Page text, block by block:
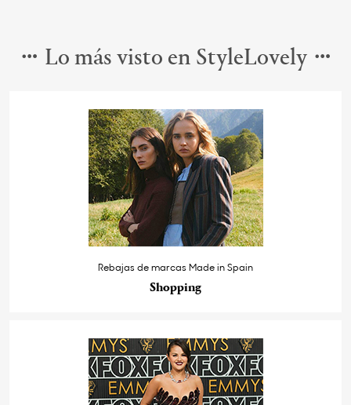
Lo más visto en StyleLovely
Rebajas de marcas Made in Spain
Shopping